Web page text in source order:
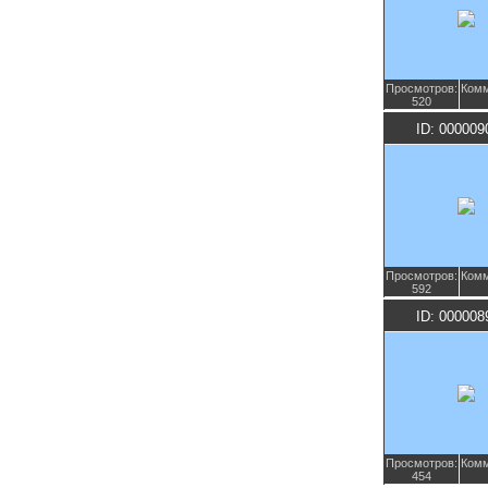
Просмотров:
520
ID:
Просмотров:
592
ID:
Просмотров:
454